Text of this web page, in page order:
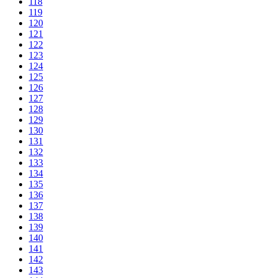
119
120
121
122
123
124
125
126
127
128
129
130
131
132
133
134
135
136
137
138
139
140
141
142
143